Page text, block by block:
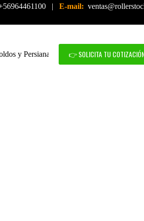
| E-mail:
y Persianas Mallas de
👉 SOLICITA TU